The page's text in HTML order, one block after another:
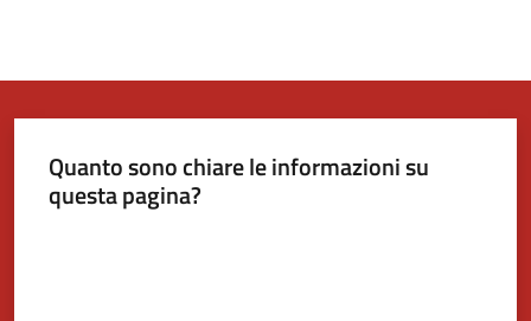
Quanto sono chiare le informazioni su
questa pagina?